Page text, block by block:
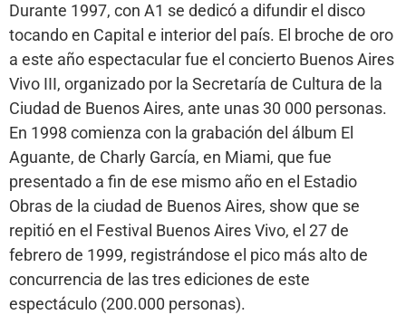
Durante 1997, con A1 se dedicó a difundir el disco
tocando en Capital e interior del país. El broche de oro
a este año espectacular fue el concierto Buenos Aires
Vivo III, organizado por la Secretaría de Cultura de la
Ciudad de Buenos Aires, ante unas 30 000 personas.
En 1998 comienza con la grabación del álbum El
Aguante, de Charly García, en Miami, que fue
presentado a fin de ese mismo año en el Estadio
Obras de la ciudad de Buenos Aires, show que se
repitió en el Festival Buenos Aires Vivo, el 27 de
febrero de 1999, registrándose el pico más alto de
concurrencia de las tres ediciones de este
espectáculo (200.000 personas).